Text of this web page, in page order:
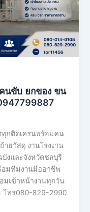
นขับ ยกของ ขน
ทุกติดเครนพร้อมคน
ายวัสดุ งานโรงงาน
งและจังหวัดชลบุรี
อมทีมงานมืออาชีพ
มเข้าหน้างานทุกวัน
โทร080-829-2990